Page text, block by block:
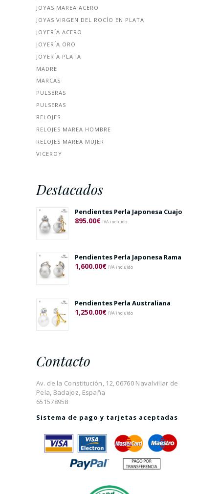
JOYAS MAREA ACERO
JOYAS VIRGEN DEL ROCÍO EN PLATA
JOYERÍA ACERO
JOYERÍA ORO
JOYERÍA PLATA
MADRE
MARCAS
PULSERAS
PULSERAS
RELOJES
RELOJES MAREA HOMBRE
RELOJES MAREA MUJER
VICEROY
Destacados
Pendientes Perla Japonesa Cuajo
895.00€ IVA incluido
Pendientes Perla Japonesa Rama
1,600.00€ IVA incluido
Pendientes Perla Australiana
1,250.00€ IVA incluido
Contacto
Av. de la Constitución, 12, 06760 Navalvillar de
Pela, Badajoz, España
651578958
Sistema de pago y tarjetas aceptadas